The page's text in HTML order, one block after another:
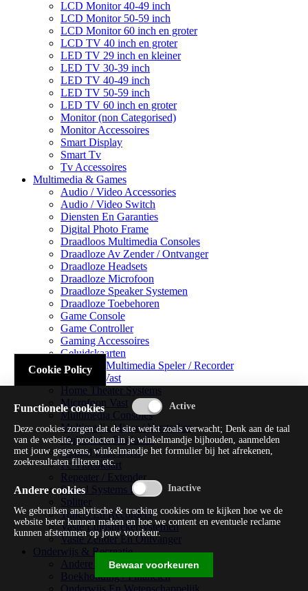
LCD Monitor 40-49 inch
LCD Monitor 50-59 inch
LCD Monitor 60 inch en groter
LCD TV 40 inch en groter
LED TV 29 inch en kleiner
LED TV 30-39 inch
LED TV 40-49 inch
LED TV 50-59 inch
LED TV 60 inch en groter
Monitor (non Categorised)
Monitor Accessoires
Smart Display
Smart Tv
Tv Accessoires
Multimedia & Games
Audio / Video Accessories
Audio / Video Switch
Diensten En Garanties
Digital Photo Frame
Draadloos Multimedia Consoles
Draadloze Av Zender / Ontvanger
Draadloze Headsets
Draadloze Microfoon
Draadloze Speaker Systemen
Draadloze Toebehoren
Game Console
Game Controller
Gaming Accessoires
Geluidskaarten
Handheld Multimedia Speler / Recorder
Headsets Vast
Home Theater Systems
Microfoon Vast
Multimedia Consoles
Multimedia Mixer / Versterker
Multimedia Productie
Optical Disk Drive
Pc Videokaart
Repeater / Extender
Sound Systems Hi-fi
Splitter
Tuners En Recorders
Vaste Luidsprekersystemen
Vaste Zender En Ontvanger
Onderwijs & Recreatie
Andere Beveiligingssoftware
Boekhouding / Financiën
Cookie Policy
Functionele cookies
Deze cookies zorgen dat de site werkt zoals verwacht; Denk aan de taal
van de website, producten in je winkelmandje bijhouden, aanmelden
met jouw gegevens, winkelmandje het formulier bij het afrekenen,
zoekresultaten filteren etc.
Andere cookies
We gebruiken analytische & tracking cookies om te kijken hoe we de
website beter kunnen maken en hoe we content en eventuele reclame
kunnen afstemmen op jouw voorkeur.
Bewaar voorkeuren